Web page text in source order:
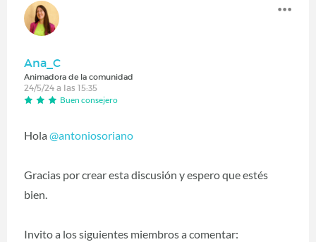
Ana_C
Animadora de la comunidad
24/5/24 a las 15:35
Buen consejero
Hola @antoniosoriano
Gracias por crear esta discusión y espero que estés
bien.
Invito a los siguientes miembros a comentar: